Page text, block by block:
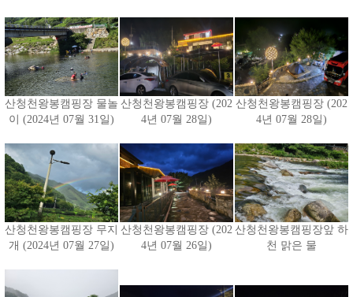
산청천왕봉캠핑장 물놀
이 (2024년 07월 31일)
산청천왕봉캠핑장 (202
4년 07월 28일)
산청천왕봉캠핑장 (202
4년 07월 28일)
산청천왕봉캠핑장 무지
개 (2024년 07월 27일)
산청천왕봉캠핑장 (202
4년 07월 26일)
산청천왕봉캠핑장앞 하
천 맑은 물